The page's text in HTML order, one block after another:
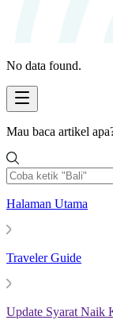
No data found.
Mau baca artikel
Halaman Utama
Traveler Guide
Update Syarat Naik